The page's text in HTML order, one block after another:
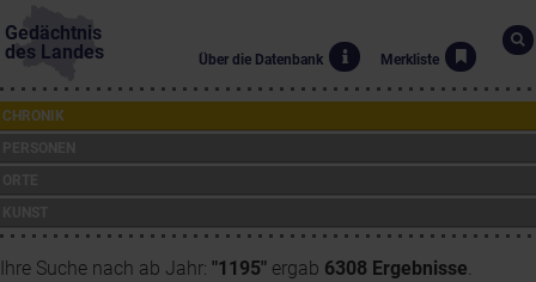
Gedächtnis
des Landes
Über die Datenbank Merkliste
CHRONIK
Ihre Suche nach ab Jahr: "1195" ergab 6308 Ergebnisse.